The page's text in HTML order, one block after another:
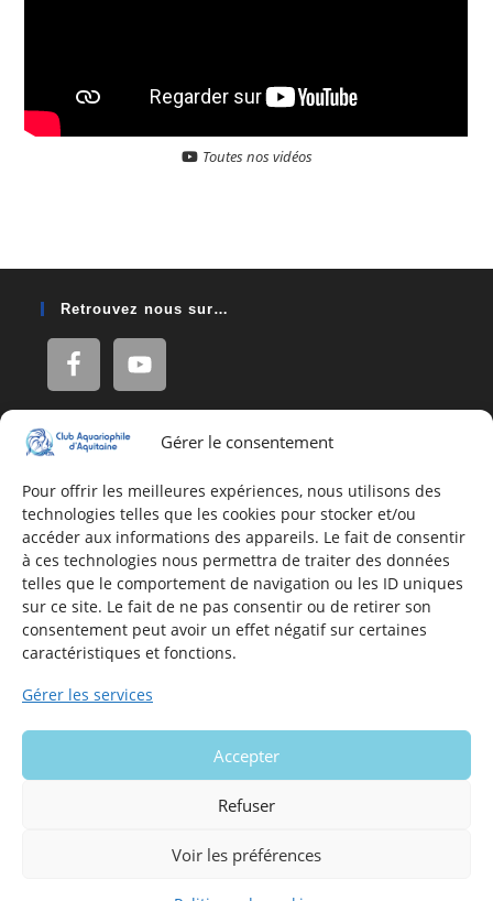
Gérer le consentement
Pour offrir les meilleures expériences, nous utilisons des
technologies telles que les cookies pour stocker et/ou
accéder aux informations des appareils. Le fait de consentir
à ces technologies nous permettra de traiter des données
telles que le comportement de navigation ou les ID uniques
sur ce site. Le fait de ne pas consentir ou de retirer son
consentement peut avoir un effet négatif sur certaines
caractéristiques et fonctions.
Gérer les services
Accepter
Refuser
Voir les préférences
Toutes nos vidéos
Retrouvez nous sur…
Adresse
16, Rue Léon Blum
33140 Villenave d'Ornon
Nous contacter
Formulaire de contact
E-mail
Mentions légales du site
Politique en matière de cookies